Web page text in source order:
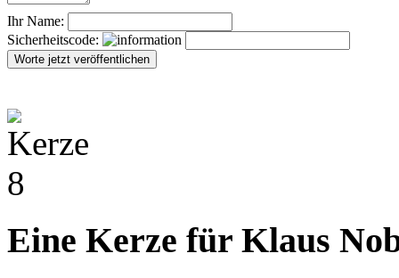
Ihr Name:
Sicherheitscode:
Eine Kerze für Klaus